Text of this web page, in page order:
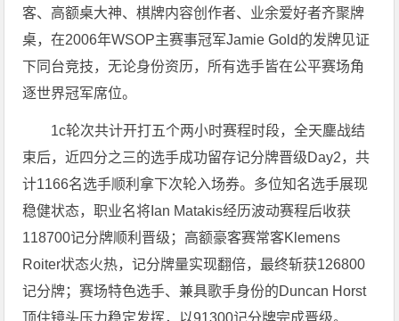
客、高额桌大神、棋牌内容创作者、业余爱好者齐聚牌
桌，在2006年WSOP主赛事冠军Jamie Gold的发牌见证
下同台竞技，无论身份资历，所有选手皆在公平赛场角
逐世界冠军席位。
1c轮次共计开打五个两小时赛程时段，全天鏖战结
束后，近四分之三的选手成功留存记分牌晋级Day2，共
计1166名选手顺利拿下次轮入场券。多位知名选手展现
稳健状态，职业名将Ian Matakis经历波动赛程后收获
118700记分牌顺利晋级；高额豪客赛常客Klemens
Roiter状态火热，记分牌量实现翻倍，最终斩获126800
记分牌；赛场特色选手、兼具歌手身份的Duncan Horst